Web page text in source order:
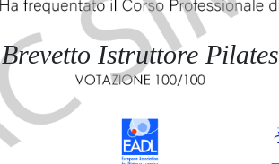
Brevetto Istruttore Pilates